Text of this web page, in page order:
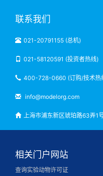
联系我们
021-20791155 (总机)
021-58120591 (投资者热线)
400-728-0660 (订购/技术热
info@modelorg.com
上海市浦东新区琥珀路63弄1
相关门户网站
查询实验动物许可证